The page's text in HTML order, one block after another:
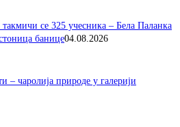
такмичи се 325 учесника – Бела Паланка
банице04.08.2026
– чаролија природе у галерији